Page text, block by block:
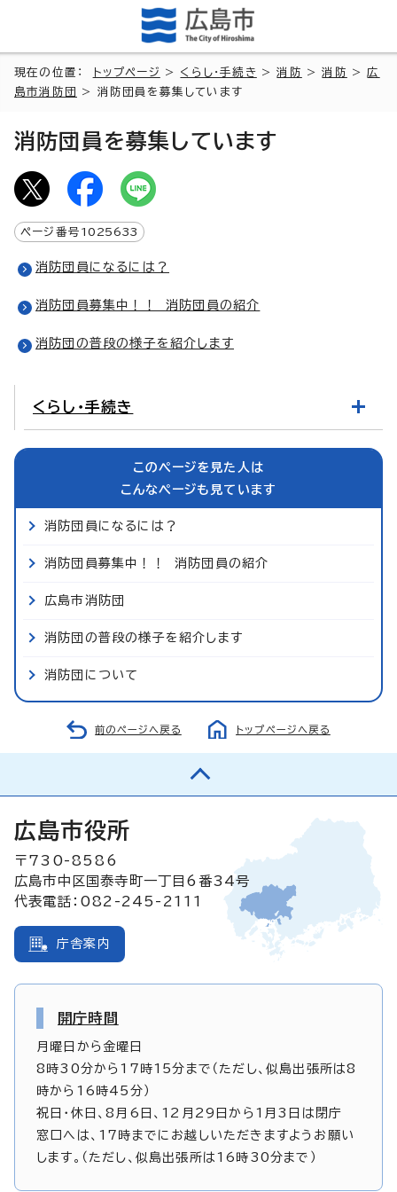
現在の位置： トップページ > くらし・手続き >消防 >消防 >広
島市消防団
> 消防団員を募集しています
消防団員を募集しています
ページ番号 1025633
消防団員になるには？
消防団員募集中！！ 消防団員の紹介
消防団の普段の様子を紹介します
くらし・手続き
このページを見た人は
こんなページも見ています
消防団員になるには？
消防団員募集中！！ 消防団員の紹介
広島市消防団
消防団の普段の様子を紹介します
消防団について
前のページへ戻る トップページへ戻る
広島市役所
〒730-8586
広島市中区国泰寺町一丁目6番34号
代表電話：082-245-2111
庁舎案内
開庁時間
月曜日から金曜日
8時30分から17時15分まで（ただし、似島出張所は8
時から16時45分）
祝日・休日、8月6日、12月29日から1月3日は閉庁
窓口へは、17時までにお越しいただきますようお願い
します。（ただし、似島出張所は16時30分まで）